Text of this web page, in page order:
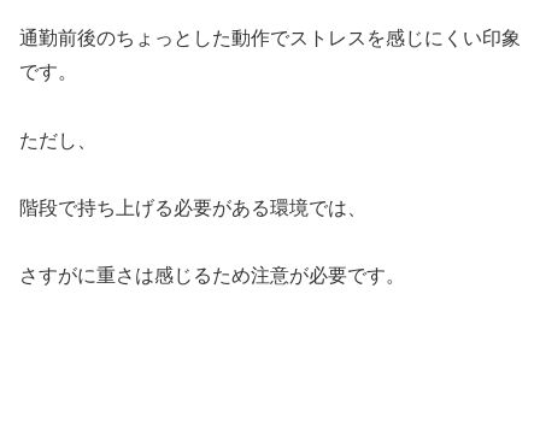
通勤前後のちょっとした動作でストレスを感じにくい印象
です。
ただし、
階段で持ち上げる必要がある環境では、
さすがに重さは感じるため注意が必要です。